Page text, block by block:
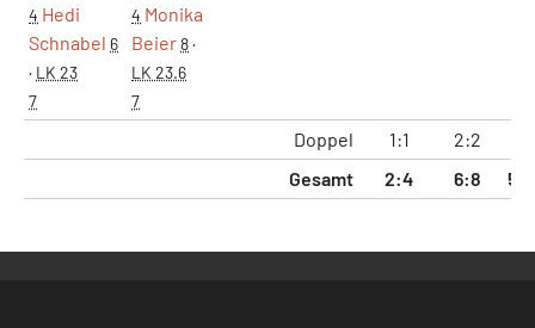
4 Hedi
Schnabel 6
· LK 23
7
4 Monika
Beier8·
LK 23.6
7
Doppel 1:1 2:2
Gesamt
2:4 6:8